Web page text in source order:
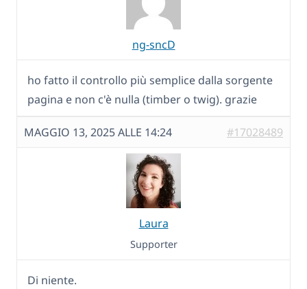
ng-sncD
ho fatto il controllo più semplice dalla sorgente
pagina e non c'è nulla (timber o twig). grazie
MAGGIO 13, 2025 ALLE 14:24 #17028489
Laura
Supporter
Di niente.